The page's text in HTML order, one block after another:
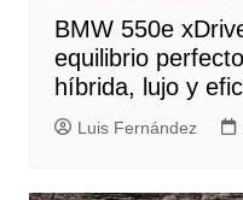
BMW 550e
equilibrio
híbrida, lujo y
Luis Fernández